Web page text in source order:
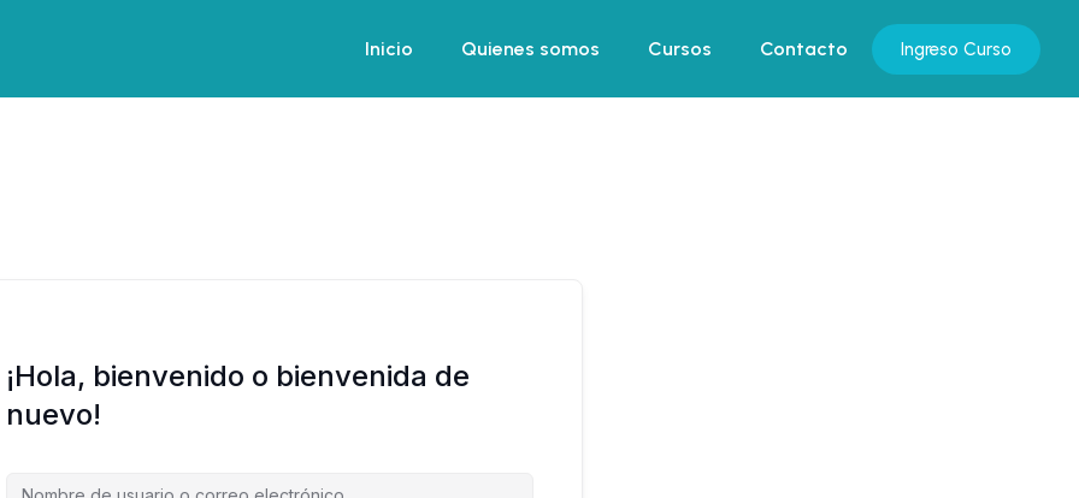
Inicio Quienes somos Cursos Contacto Ingreso Curso
Inicio Quienes somos Cursos Contacto Ingreso Curso
¡Hola, bienvenido o bienvenida de
nuevo!